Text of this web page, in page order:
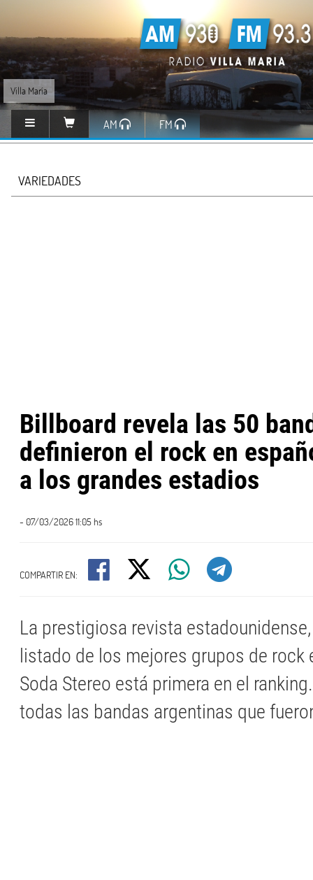
Villa María
AM FM
VARIEDADES
Billboard revela las 50
definieron el rock en
a los grandes estadios
- 07/03/2026 11:05 hs
COMPARTIR EN:
La prestigiosa revista
listado de los mejores grupos de rock
Soda Stereo está primera en el
todas las bandas argentinas que